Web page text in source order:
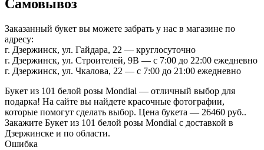
Самовывоз
Заказанный букет вы можете забрать у нас в магазине по
адресу:
г. Дзержинск, ул. Гайдара, 22 — круглосуточно
г. Дзержинск, ул. Строителей, 9В — с 7:00 до 22:00 ежедневно
г. Дзержинск, ул. Чкалова, 22 — с 7:00 до 21:00 ежедневно
Букет из 101 белой розы Mondial — отличный выбор для
подарка! На сайте вы найдете красочные фотографии,
которые помогут сделать выбор. Цена букета — 26460 руб..
Закажите Букет из 101 белой розы Mondial с доставкой в
Дзержинске и по области.
Ошибка